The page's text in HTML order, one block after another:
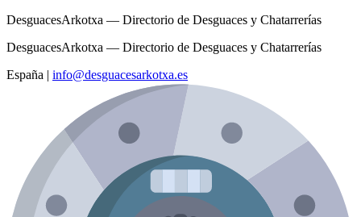
DesguacesArkotxa — Directorio de Desguaces y Chatarrerías
DesguacesArkotxa — Directorio de Desguaces y Chatarrerías
España | info@desguacesarkotxa.es